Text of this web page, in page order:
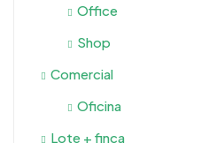
Office
Shop
Comercial
Oficina
Lote + finca